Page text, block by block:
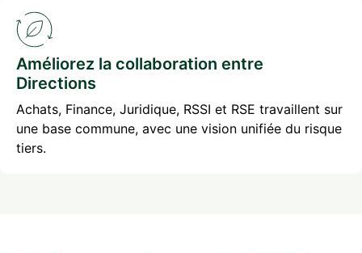
Améliorez la collaboration entre
Directions
Achats, Finance, Juridique, RSSI et RSE travaillent sur
une base commune, avec une vision unifiée du risque
tiers.